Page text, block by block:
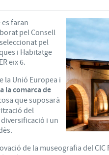
es faran
pel Consell
pel
i Habitatge
eix 6.
la Unió Europea i
la comarca de
que suposarà
del
i un
de la museografia del